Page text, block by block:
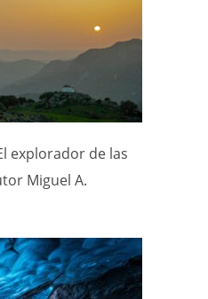
explorador de las
Miguel A.